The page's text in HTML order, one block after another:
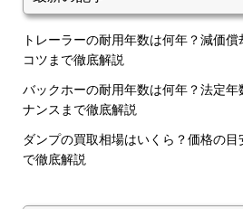
トレーラーの耐用年数は何年？減価
コツまで徹底解説
バックホーの耐用年数は何年？法定
ナンスまで徹底解説
ダンプの買取相場はいくら？価格の目
で徹底解説